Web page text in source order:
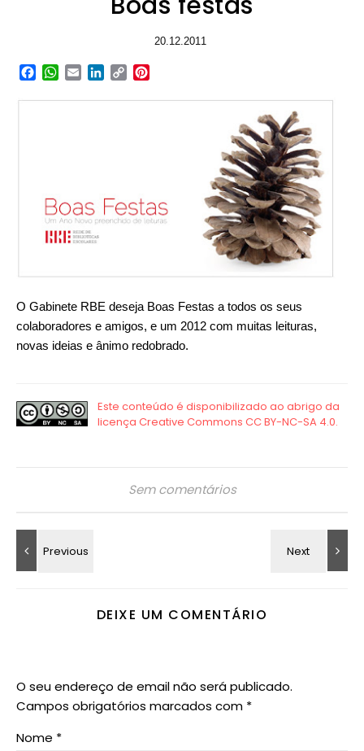
20.12.2011
Facebook
WhatsApp
EmailLinkedIn
Copy
O Gabinete RBE deseja Boas Festas a todos os seus
colaboradores e amigos, e um 2012 com muitas leituras,
novas ideias e ânimo redobrado.
Sem comentários
DEIXE UM COMENTÁRIO
O seu endereço de email não será publicado.
Campos obrigatórios marcados com *
Nome *